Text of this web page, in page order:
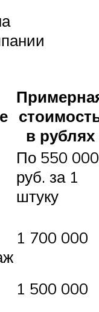
в рублях
По 550 000
руб. за 1
штуку
1 700 000
1 500 000